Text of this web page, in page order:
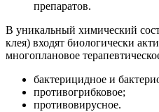
препаратов.
В уникальный химический
клея) входят биологически
многоплановое
бактерицидное и
противогрибковое;
противовирусное.